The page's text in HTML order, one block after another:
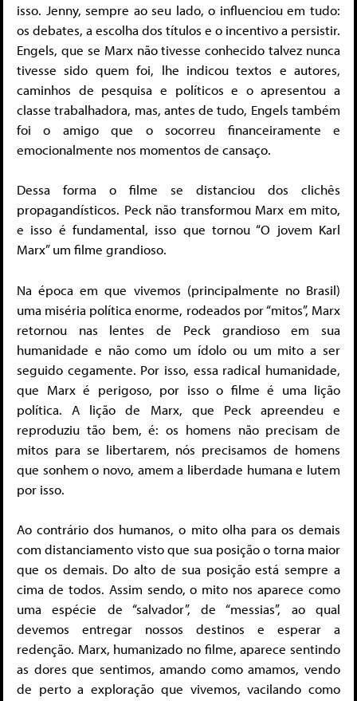
isso. Jenny, sempre ao seu lado, o influenciou em tudo:
os debates, a escolha dos títulos e o incentivo a persistir.
Engels, que se Marx não tivesse conhecido talvez nunca
tivesse sido quem foi, lhe indicou textos e autores,
caminhos de pesquisa e políticos e o apresentou a
classe trabalhadora, mas, antes de tudo, Engels também
foi o amigo que o socorreu financeiramente e
emocionalmente nos momentos de cansaço.
Dessa forma o filme se distanciou dos clichês
propagandísticos. Peck não transformou Marx em mito,
e isso é fundamental, isso que tornou “O jovem Karl
Marx” um filme grandioso.
Na época em que vivemos (principalmente no Brasil)
uma miséria política enorme, rodeados por “mitos”, Marx
retornou nas lentes de Peck grandioso em sua
humanidade e não como um ídolo ou um mito a ser
seguido cegamente. Por isso, essa radical humanidade,
que Marx é perigoso, por isso o filme é uma lição
política. A lição de Marx, que Peck apreendeu e
reproduziu tão bem, é: os homens não precisam de
mitos para se libertarem, nós precisamos de homens
que sonhem o novo, amem a liberdade humana e lutem
por isso.
Ao contrário dos humanos, o mito olha para os demais
com distanciamento visto que sua posição o torna maior
que os demais. Do alto de sua posição está sempre a
cima de todos. Assim sendo, o mito nos aparece como
uma espécie de “salvador”, de “messias”, ao qual
devemos entregar nossos destinos e esperar a
redenção. Marx, humanizado no filme, aparece sentindo
as dores que sentimos, amando como amamos, vendo
de perto a exploração que vivemos, vacilando como